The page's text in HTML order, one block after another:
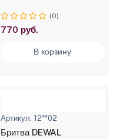
(0)
770 руб.
В корзину
Артикул: 12**02
Бритва DEWAL